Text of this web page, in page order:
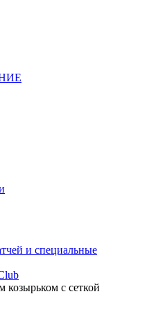
и специальные
козырьком с сеткой